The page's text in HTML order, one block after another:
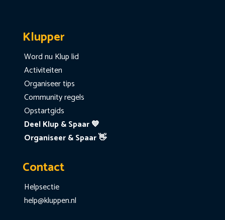
Klupper
Word nu Klup lid
Activiteiten
Organiseer tips
Community regels
Opstartgids
Deel Klup & Spaar 💙
Organiseer & Spaar 👋
Contact
Helpsectie
help@kluppen.nl